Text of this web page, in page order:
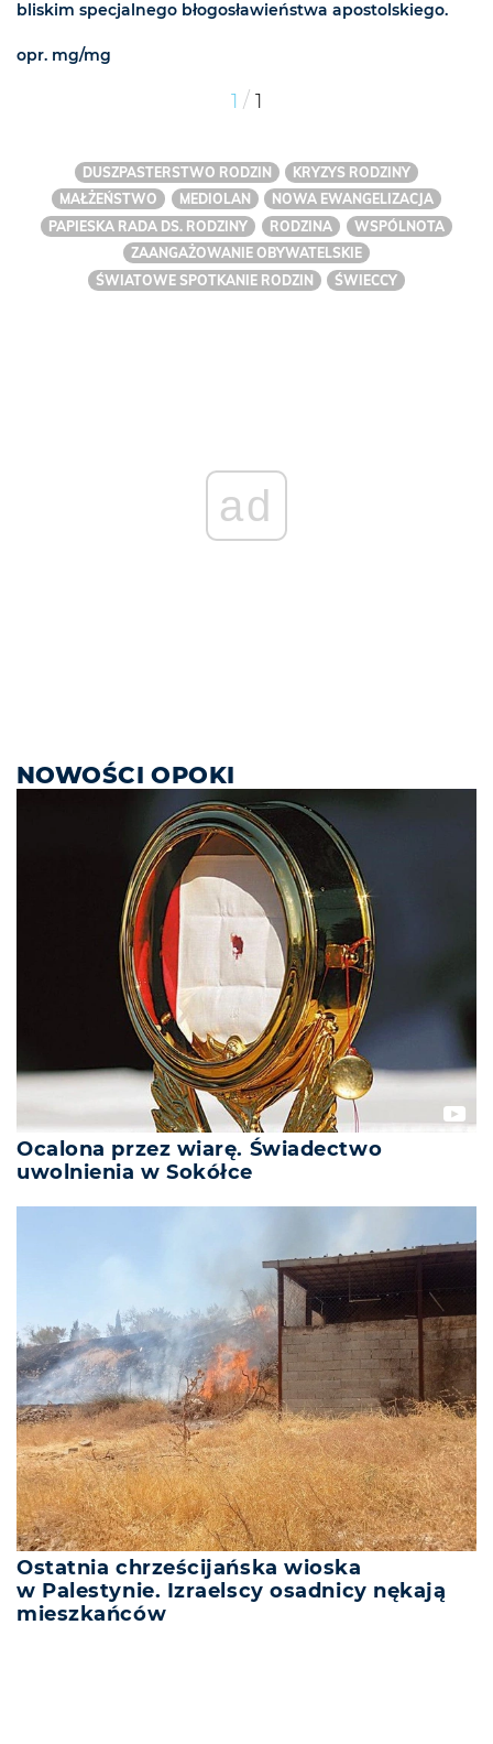
bliskim specjalnego błogosławieństwa apostolskiego.
opr. mg/mg
1 / 1
DUSZPASTERSTWO RODZIN
KRYZYS RODZINY
MAŁŻEŃSTWO
MEDIOLAN
NOWA EWANGELIZACJA
PAPIESKA RADA DS. RODZINY
RODZINA
WSPÓLNOTA
ZAANGAŻOWANIE OBYWATELSKIE
ŚWIATOWE SPOTKANIE RODZIN
ŚWIECCY
ad
NOWOŚCI OPOKI
Ocalona przez wiarę. Świadectwo
uwolnienia w Sokółce
Ostatnia chrześcijańska wioska
w Palestynie. Izraelscy osadnicy nękają
mieszkańców